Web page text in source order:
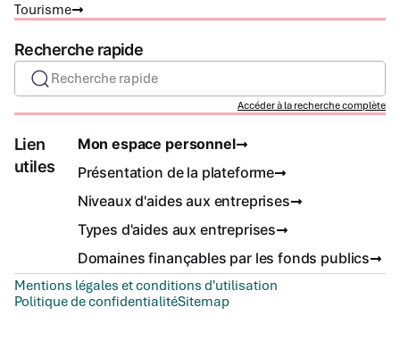
Tourisme
Recherche rapide
Recherche rapide
Accéder à la recherche complète
Lien
utiles
Mon espace personnel
Présentation de la plateforme
Niveaux d'aides aux entreprises
Types d'aides aux entreprises
Domaines finançables par les fonds publics
Mentions légales et conditions d'utilisation
Politique de confidentialitéSitemap